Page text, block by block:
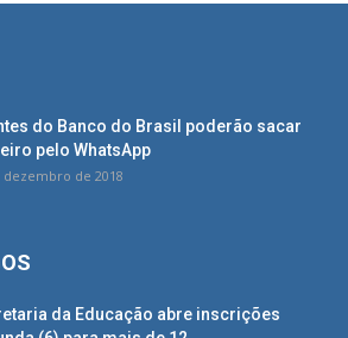
do Banco do Brasil poderão sacar
pelo WhatsApp
dezembro de 2018
da Educação abre inscrições